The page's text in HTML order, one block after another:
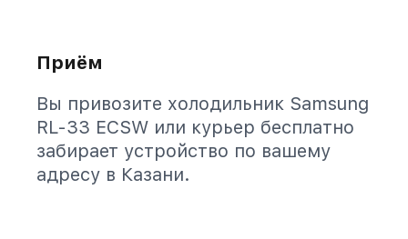
Приём
Вы привозите холодильник Samsung
RL-33 ECSW или курьер бесплатно
забирает устройство по вашему
адресу в Казани.